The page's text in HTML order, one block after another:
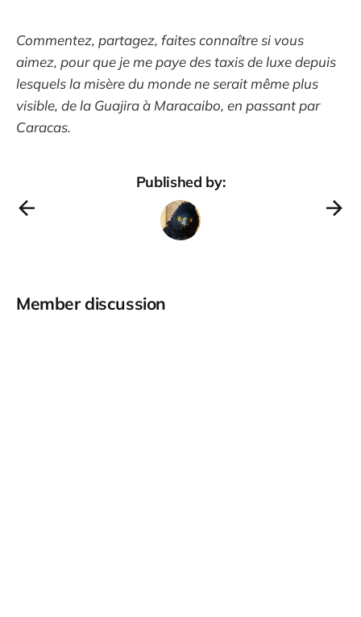
Commentez, partagez, faites connaître si vous
aimez, pour que je me paye des taxis de luxe depuis
lesquels la misère du monde ne serait même plus
visible, de la Guajira à Maracaibo, en passant par
Caracas.
Published by:
Member discussion